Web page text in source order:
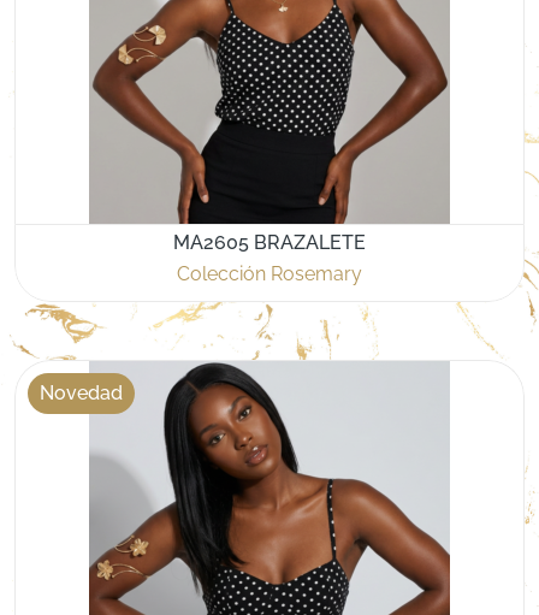
MA2605 BRAZALETE
Colección Rosemary
Novedad